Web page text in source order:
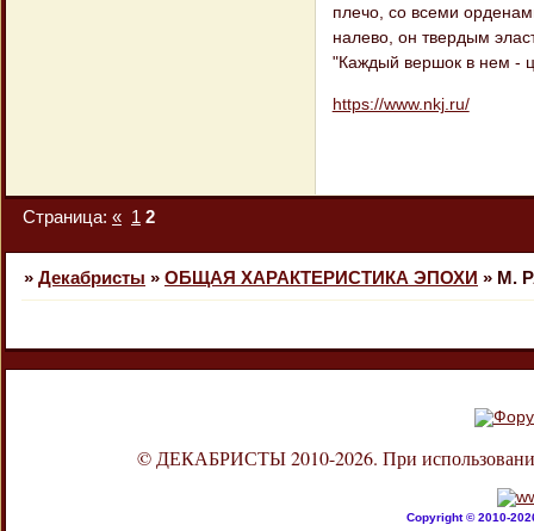
плечо, со всеми
налево, он твердым
"Каждый вершок в нем -
https://www.nkj.ru/
Страница: « 1 2
» Декабристы » ОБЩАЯ ХАРАКТЕРИСТИКА ЭПОХИ » М.
© ДЕКАБРИСТЫ 2010-2026. При использовании
Copyright © 2010-